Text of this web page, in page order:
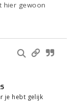
hier gewoon
je hebt gelijk